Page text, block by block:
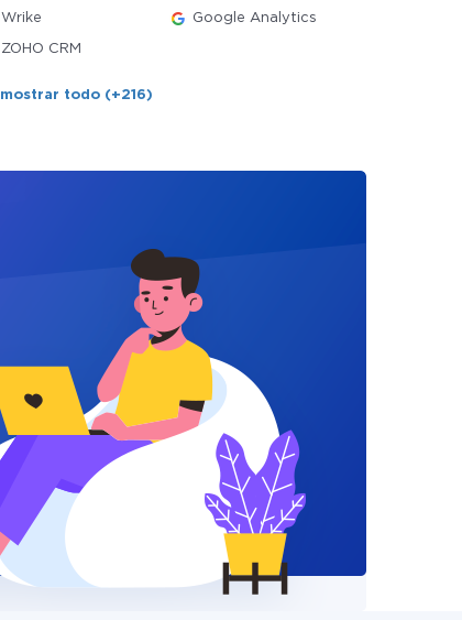
Wrike Google Analytics
ZOHO CRM
mostrar todo (+216)